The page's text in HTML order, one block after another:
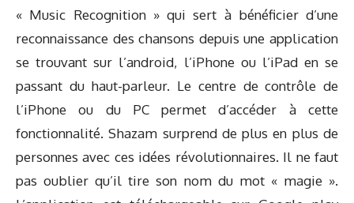
« Music Recognition » qui sert à bénéficier d’une
reconnaissance des chansons depuis une application
se trouvant sur l’android, l’iPhone ou l’iPad en se
passant du haut-parleur. Le centre de contrôle de
l’iPhone ou du PC permet d’accéder à cette
fonctionnalité. Shazam surprend de plus en plus de
personnes avec ces idées révolutionnaires. Il ne faut
pas oublier qu’il tire son nom du mot « magie ».